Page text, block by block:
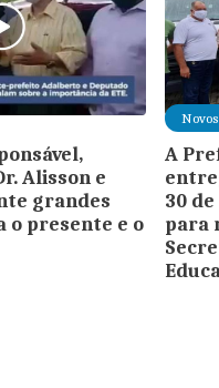
Alisson e
grandes
o presente e o
A
30
para